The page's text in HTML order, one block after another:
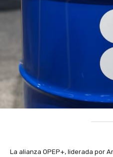
La alianza OPEP+, liderada por